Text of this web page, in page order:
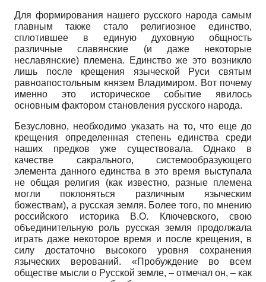
Для формирования нашего русского народа самым
главным также стало религиозное единство,
сплотившее в единую духовную общность
различные славянские (и даже некоторые
неславянские) племена. Единство же это возникло
лишь после крещения языческой Руси святым
равноапостольным князем Владимиром. Вот почему
именно это историческое событие явилось
основным фактором становления русского народа.
Безусловно, необходимо указать на то, что еще до
крещения определенная степень единства среди
наших предков уже существовала. Однако в
качестве сакрального, системообразующего
элемента данного единства в это время выступала
не общая религия (как известно, разные племена
могли поклоняться различным языческим
божествам), а русская земля. Более того, по мнению
российского историка В.О. Ключевского, свою
объединительную роль русская земля продолжала
играть даже некоторое время и после крещения, в
силу достаточно высокого уровня сохранения
языческих верований. «Пробуждение во всем
обществе мысли о Русской земле, – отмечал он, – как